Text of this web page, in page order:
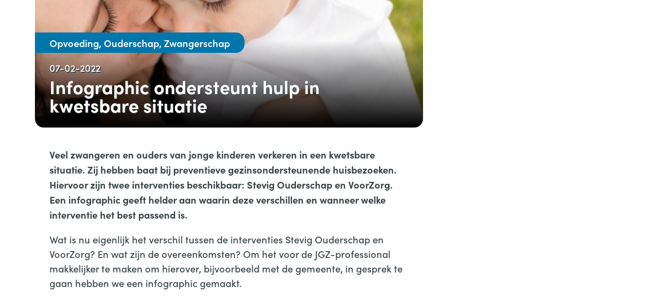
Opvoeding, Ouderschap, Zwangerschap
07-02-2022
Infographic ondersteunt hulp in
kwetsbare situatie
Veel zwangeren en ouders van jonge kinderen verkeren in een kwetsbare
situatie. Zij hebben baat bij preventieve gezinsondersteunende huisbezoeken.
Hiervoor zijn twee interventies beschikbaar: Stevig Ouderschap en VoorZorg.
Een infographic geeft helder aan waarin deze verschillen en wanneer welke
interventie het best passend is.
Wat is nu eigenlijk het verschil tussen de interventies Stevig Ouderschap en
VoorZorg? En wat zijn de overeenkomsten? Om het voor de JGZ-professional
makkelijker te maken om hierover, bijvoorbeeld met de gemeente, in gesprek te
gaan hebben we een infographic gemaakt.